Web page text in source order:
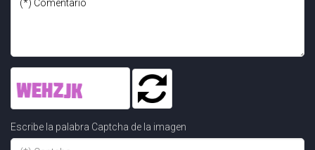
Escribe la palabra Captcha de la imagen